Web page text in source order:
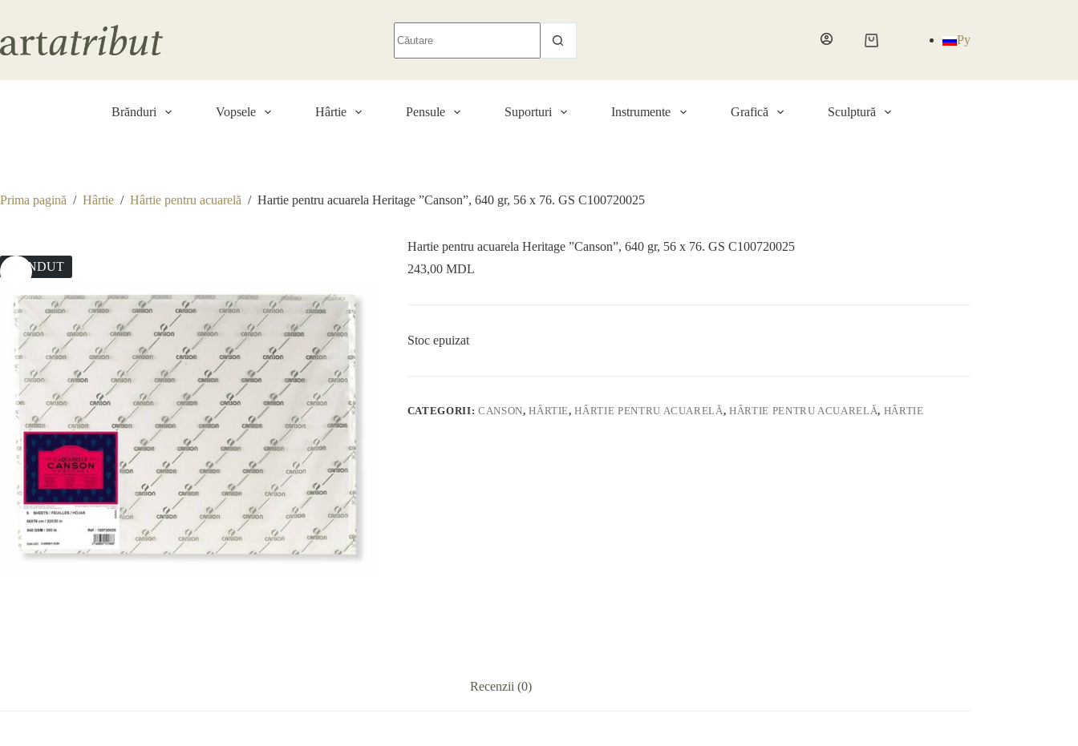
conținut
Coș
Ру
Brănduri Vopsele Hârtie Pensule Suporturi Instrumente Grafică Sculptură
Prima pagină / Hârtie / Hârtie pentru acuarelă / Hartie pentru acuarela Heritage ”Canson”, 640 gr, 56 x 76. GS C100720025
VÂNDUT
Hartie pentru acuarela Heritage ”Canson”, 640 gr, 56 x 76. GS C100720025
243,00 MDL
Stoc epuizat
CATEGORII: CANSON,HÂRTIE,HÂRTIE PENTRU ACUARELĂ,HÂRTIE PENTRU ACUARELĂ, HÂRTIE
Recenzii (0)